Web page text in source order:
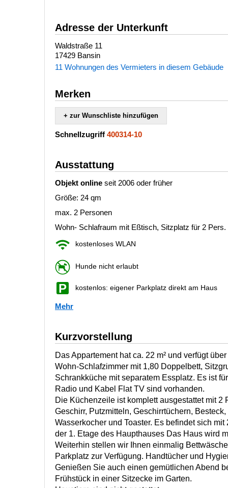
Adresse der Unterkunft
Waldstraße 11
17429 Bansin
11 Wohnungen des Vermieters in diesem Gebäude
Merken
+ zur Wunschliste hinzufügen
Schnellzugriff 400314-10
Ausstattung
Objekt online seit 2006 oder früher
Größe: 24 qm
max. 2 Personen
Wohn- Schlafraum mit Eßtisch, Sitzplatz für 2 Pers.
kostenloses WLAN
Hunde nicht erlaubt
kostenlos: eigener Parkplatz direkt am Haus
Mehr
Kurzvorstellung
Das Appartement hat ca. 22 m² und verfügt
Wohn-Schlafzimmer mit 1,80 Doppelbett,
Schrankküche mit separatem Essplatz. Es ist
Radio und Kabel Flat TV sind vorhanden.
Die Küchenzeile ist komplett ausgestattet mit 2
Geschirr, Putzmitteln, Geschirrtüchern,
Wasserkocher und Toaster. Es befindet sich
der 1. Etage des Haupthauses Das Haus wird
Weiterhin stellen wir Ihnen einmalig
Parkplatz zur Verfügung. Handtücher und
Genießen Sie auch einen gemütlichen Abend
Frühstück in einer Sitzecke im Garten.